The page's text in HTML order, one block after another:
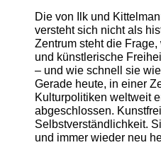
Die von Ilk und
versteht sich nicht als
Zentrum steht die
und künstlerische
– und wie schnell sie
Gerade heute, in einer
Kulturpolitiken weltweit
abgeschlossen.
Selbstverständlichkeit.
und immer wieder neu